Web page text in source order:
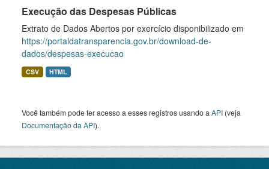
Execução das Despesas Públicas
Extrato de Dados Abertos por exercício disponibilizado em
https://portaldatransparencia.gov.br/download-de-
dados/despesas-execucao
CSV HTML
Você também pode ter acesso a esses registros usando a API (veja
Documentação da API).